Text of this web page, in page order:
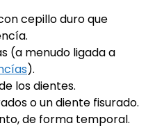
cepillo duro que
(a menudo ligada a
).
los dientes.
o un diente fisurado.
de forma temporal.